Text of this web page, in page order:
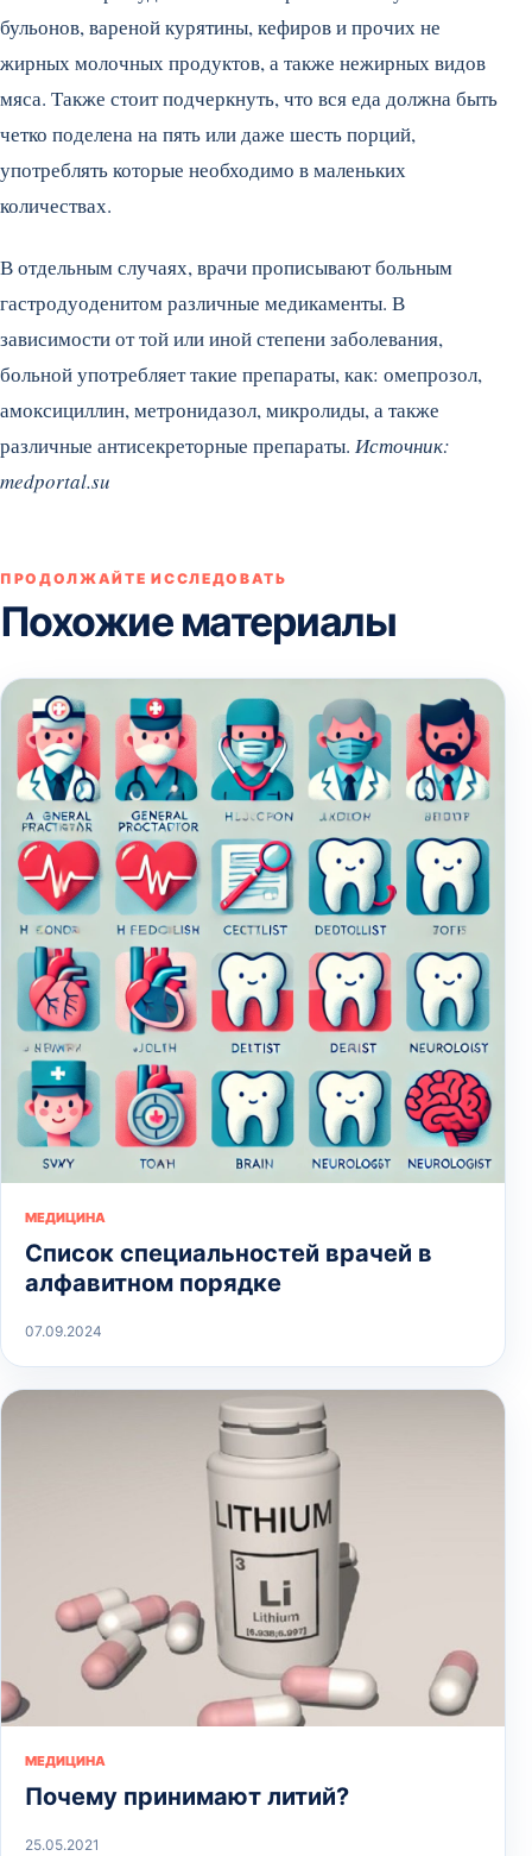
бульонов, вареной курятины, кефиров и прочих не
жирных молочных продуктов, а также нежирных видов
мяса. Также стоит подчеркнуть, что вся еда должна быть
четко поделена на пять или даже шесть порций,
употреблять которые необходимо в маленьких
количествах.
В отдельным случаях, врачи прописывают больным
гастродуоденитом различные медикаменты. В
зависимости от той или иной степени заболевания,
больной употребляет такие препараты, как: омепрозол,
амоксициллин, метронидазол, микролиды, а также
различные антисекреторные препараты. Источник:
medportal.su
ПРОДОЛЖАЙТЕ ИССЛЕДОВАТЬ
Похожие материалы
МЕДИЦИНА
Список специальностей врачей в
алфавитном порядке
07.09.2024
МЕДИЦИНА
Почему принимают литий?
25.05.2021